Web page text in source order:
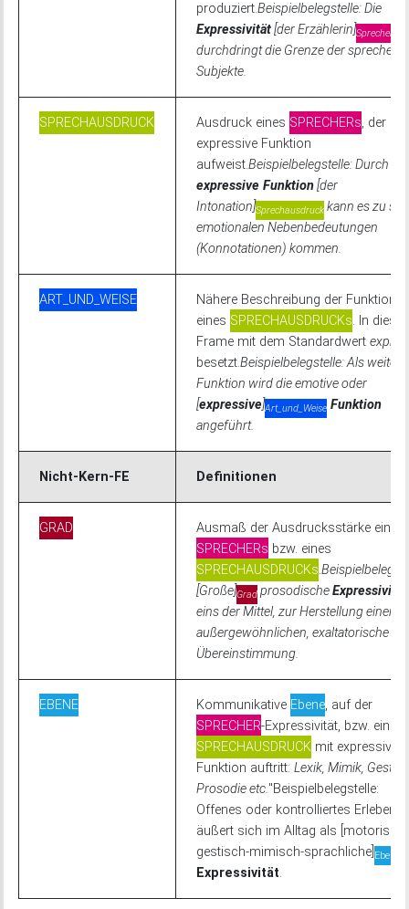
produziert.Beispielbelegstelle: Die
Expressivität[der Erzählerin]Sprecher
durchdringt die Grenze der
Subjekte.
SPRECHAUSDRUCK Ausdruck eines SPRECHERs, der
expressive Funktion
aufweist.Beispielbelegstelle: Durch die
expressive Funktion[der
Intonation]Sprechausdruck kann es zu
emotionalen Nebenbedeutungen
(Konnotationen) kommen.
ART_UND_WEISE
Nähere Beschreibung der Funktion
eines SPRECHAUSDRUCKs. In
Frame mit dem Standardwert
besetzt.Beispielbelegstelle: Als weitere
Funktion wird die emotive oder
[expressive]Art_und_Weise Funktion
angeführt.
Nicht-Kern-FE Definitionen
GRAD
Ausmaß der Ausdrucksstärke eines
SPRECHERs bzw. eines
SPRECHAUSDRUCKs.
[Große]Grad prosodischeExpressivität
eins der Mittel, zur Herstellung einer
außergewöhnlichen, exaltatorische
Übereinstimmung.
EBENE Kommunikative Ebene, auf der
SPRECHER-Expressivität, bzw. ein
SPRECHAUSDRUCK mit expressiver
Funktion auftritt:Lexik, Mimik, Gestik,
Prosodie etc.''Beispielbelegstelle:
Offenes oder kontrolliertes Erleben
äußert sich im Alltag als [motorisch-
gestisch-mimisch-sprachliche] Ebene
Expressivität.